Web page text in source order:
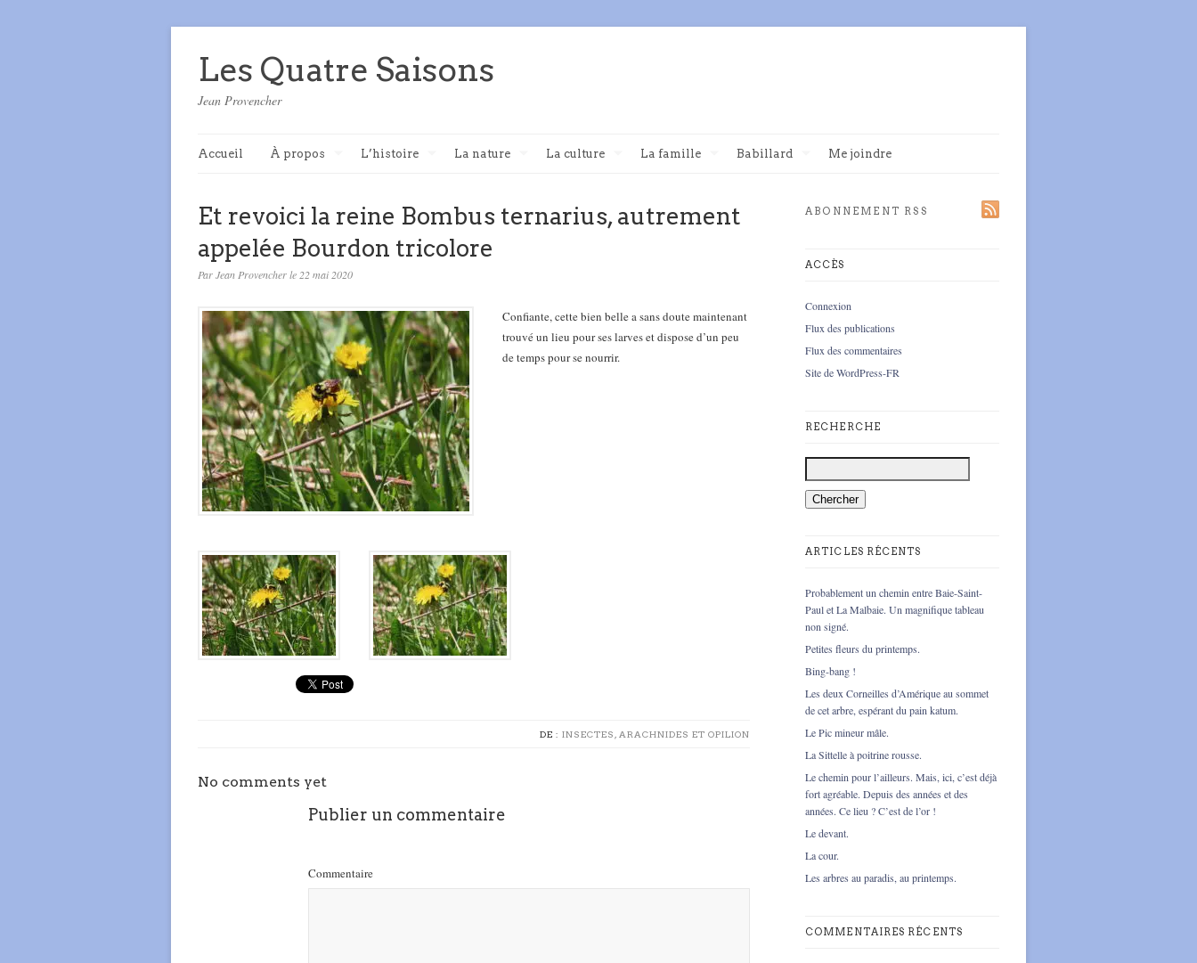
Les Quatre Saisons
Jean Provencher
Accueil À propos L’histoire La nature La culture La famille Babillard Me joindre
Et revoici la reine Bombus ternarius, autrement
appelée Bourdon tricolore
Par Jean Provencher le 22 mai 2020
Confiante, cette bien belle a sans doute maintenant
trouvé un lieu pour ses larves et dispose d’un peu
de temps pour se nourrir.
DE : INSECTES, ARACHNIDES ET OPILION
No comments yet
Publier un commentaire
Commentaire
ABONNEMENT RSS
ACCÈS
Connexion
Flux des publications
Flux des commentaires
Site de WordPress-FR
RECHERCHE
ARTICLES RÉCENTS
Probablement un chemin entre Baie-Saint-
Paul et La Malbaie. Un magnifique tableau
non signé.
Petites fleurs du printemps.
Bing-bang !
Les deux Corneilles d’Amérique au sommet
de cet arbre, espérant du pain katum.
Le Pic mineur mâle.
La Sittelle à poitrine rousse.
Le chemin pour l’ailleurs. Mais, ici, c’est déjà
fort agréable. Depuis des années et des
années. Ce lieu ? C’est de l’or !
Le devant.
La cour.
Les arbres au paradis, au printemps.
COMMENTAIRES RÉCENTS